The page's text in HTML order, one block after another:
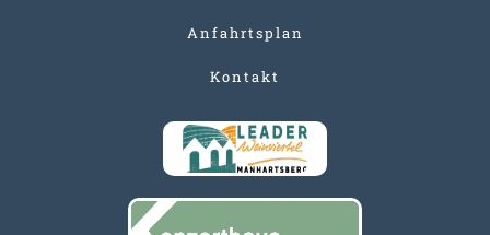
Anfahrtsplan
Kontakt